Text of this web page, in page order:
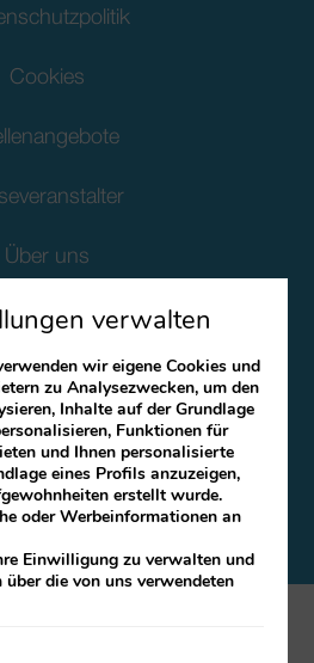
Cookies
Über uns
Des Unternehmens
Protection
und Konditionen
Ético
verwalten
wir eigene Cookies und
zu Analysezwecken, um den
Inhalte auf der Grundlage
Funktionen für
und Ihnen personalisierte
eines Profils anzuzeigen,
erstellt wurde.
oder Werbeinformationen an
Einwilligung zu verwalten und
die von uns verwendeten